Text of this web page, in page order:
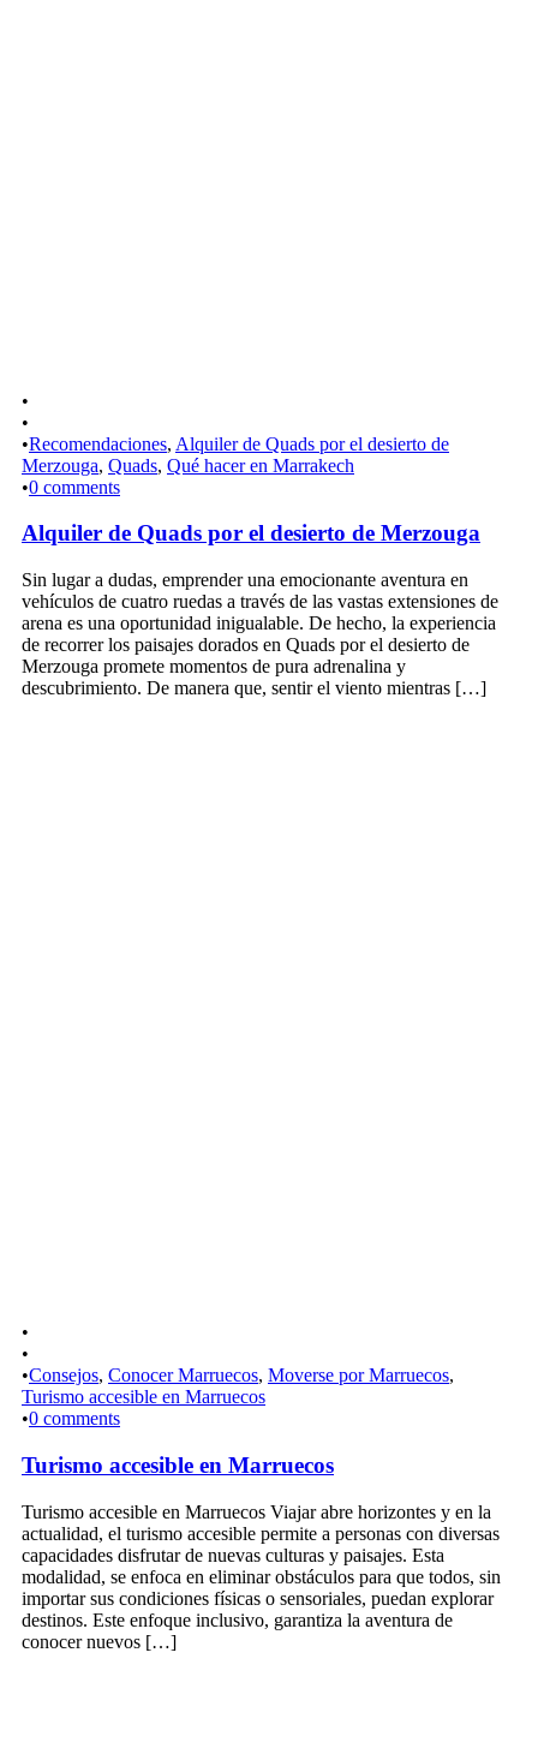
•
•
•Recomendaciones, Alquiler de Quads por el desierto de
Merzouga, Quads, Qué hacer en Marrakech
•0 comments
Alquiler de Quads por el desierto de Merzouga
Sin lugar a dudas, emprender una emocionante aventura en
vehículos de cuatro ruedas a través de las vastas extensiones de
arena es una oportunidad inigualable. De hecho, la experiencia
de recorrer los paisajes dorados en Quads por el desierto de
Merzouga promete momentos de pura adrenalina y
descubrimiento. De manera que, sentir el viento mientras […]
•
•
•Consejos, Conocer Marruecos, Moverse por Marruecos,
Turismo accesible en Marruecos
•0 comments
Turismo accesible en Marruecos
Turismo accesible en Marruecos Viajar abre horizontes y en la
actualidad, el turismo accesible permite a personas con diversas
capacidades disfrutar de nuevas culturas y paisajes. Esta
modalidad, se enfoca en eliminar obstáculos para que todos, sin
importar sus condiciones físicas o sensoriales, puedan explorar
destinos. Este enfoque inclusivo, garantiza la aventura de
conocer nuevos […]